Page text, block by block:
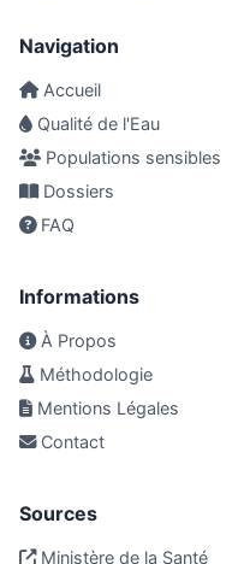
Navigation
Accueil
Qualité de l'Eau
Populations sensibles
Dossiers
FAQ
Informations
À Propos
Méthodologie
Mentions Légales
Contact
Sources
Ministère de la Santé